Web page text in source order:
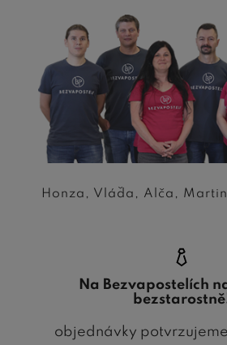
Honza, Vláďa, Alča,
Na Bezvapostelích
objednávky potvrzujeme